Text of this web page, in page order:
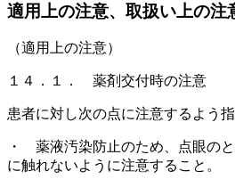
適用上の注意、取扱い上の注
（適用上の注意）
１４．１． 薬剤交付時の注意
患者に対し次の点に注意するよう指
・ 薬液汚染防止のため、点眼の
に触れないように注意すること。